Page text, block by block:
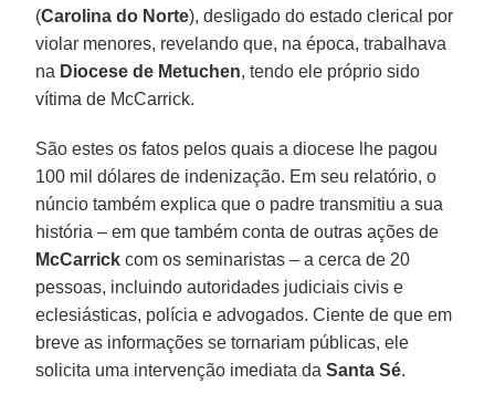
(Carolina do Norte), desligado do estado clerical por
violar menores, revelando que, na época, trabalhava
na Diocese de Metuchen, tendo ele próprio sido
vítima de McCarrick.
São estes os fatos pelos quais a diocese lhe pagou
100 mil dólares de indenização. Em seu relatório, o
núncio também explica que o padre transmitiu a sua
história – em que também conta de outras ações de
McCarrick com os seminaristas – a cerca de 20
pessoas, incluindo autoridades judiciais civis e
eclesiásticas, polícia e advogados. Ciente de que em
breve as informações se tornariam públicas, ele
solicita uma intervenção imediata daSanta Sé.